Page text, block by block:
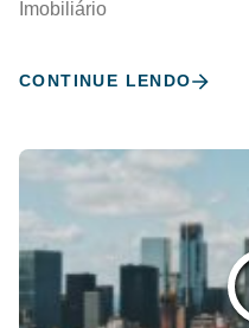
Imobiliário
CONTINUE LENDO